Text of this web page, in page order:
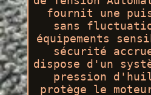
fournit une
sans
équipements
sécurité
dispose d'un
pression
protège le